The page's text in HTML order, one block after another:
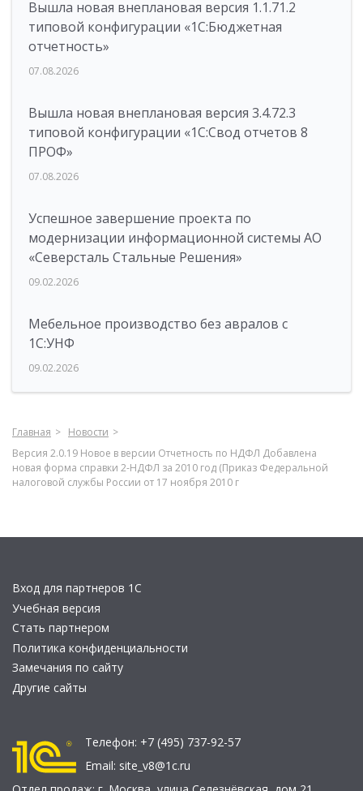
Вышла новая внеплановая версия 1.1.71.2
типовой конфигурации «1C:Бюджетная
отчетность»
07.08.2026
Вышла новая внеплановая версия 3.4.72.3
типовой конфигурации «1C:Свод отчетов 8
ПРОФ»
07.08.2026
Успешное завершение проекта по
модернизации информационной системы АО
«Северсталь Стальные Решения»
09.02.2026
Мебельное производство без авралов с
1С:УНФ
09.02.2026
Главная
Новости
Версия 2.0.19 Новое в версии Отчетность по НДФЛ Добавлена
новая форма справки 2-НДФЛ за 2010 год (Приказ Федеральной
налоговой службы России от 17 ноября 2010 г
Вход для партнеров 1С
Учебная версия
Стать партнером
Политика конфиденциальности
Замечания по сайту
Другие сайты
Телефон: +7 (495) 737-92-57
Email: site_v8@1c.ru